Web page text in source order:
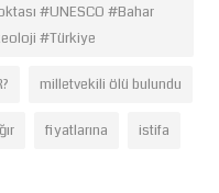
#UNESCO #Bahar
#Türkiye
milletvekili ölü bulundu
fiyatlarına istifa